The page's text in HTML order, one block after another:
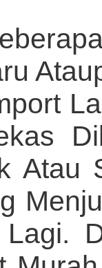
Atau
Lagi.